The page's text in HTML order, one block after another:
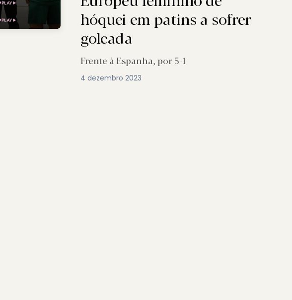
hóquei em patins a sofrer
goleada
Frente à Espanha, por 5-1
4 dezembro 2023